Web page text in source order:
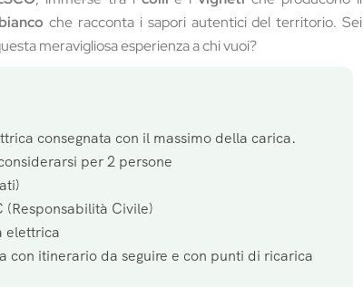
che racconta i sapori autentici del territorio. Sei
meravigliosa esperienza a chi vuoi?
consegnata con il massimo della carica.
per 2 persone
(Responsabilità Civile)
elettrica
con itinerario da seguire e con punti di ricarica